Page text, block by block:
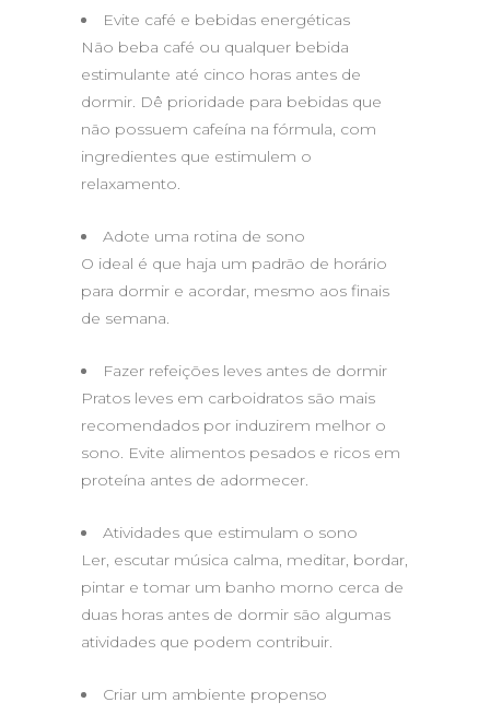
Evite café e bebidas energéticas
Não beba café ou qualquer bebida
estimulante até cinco horas antes de
dormir. Dê prioridade para bebidas que
não possuem cafeína na fórmula, com
ingredientes que estimulem o
relaxamento.
Adote uma rotina de sono
O ideal é que haja um padrão de horário
para dormir e acordar, mesmo aos finais
de semana.
Fazer refeições leves antes de dormir
Pratos leves em carboidratos são mais
recomendados por induzirem melhor o
sono. Evite alimentos pesados e ricos em
proteína antes de adormecer.
Atividades que estimulam o sono
Ler, escutar música calma, meditar, bordar,
pintar e tomar um banho morno cerca de
duas horas antes de dormir são algumas
atividades que podem contribuir.
Criar um ambiente propenso